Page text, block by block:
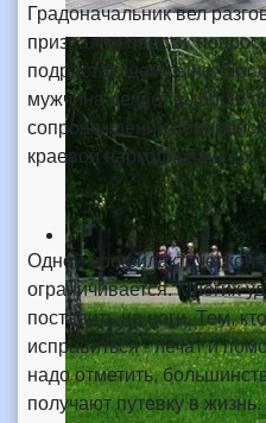
Градоначальник вел
призвал к совести,
подрастающем сыне.
мужчина делает выбор в
сопровождении
краевой наркодиспансер.
Одной профилактической
ограничивается. Многих
поставить на ноги. Тем,
исправиться - лечат и
надо отметить,
получают путевку в жизнь.